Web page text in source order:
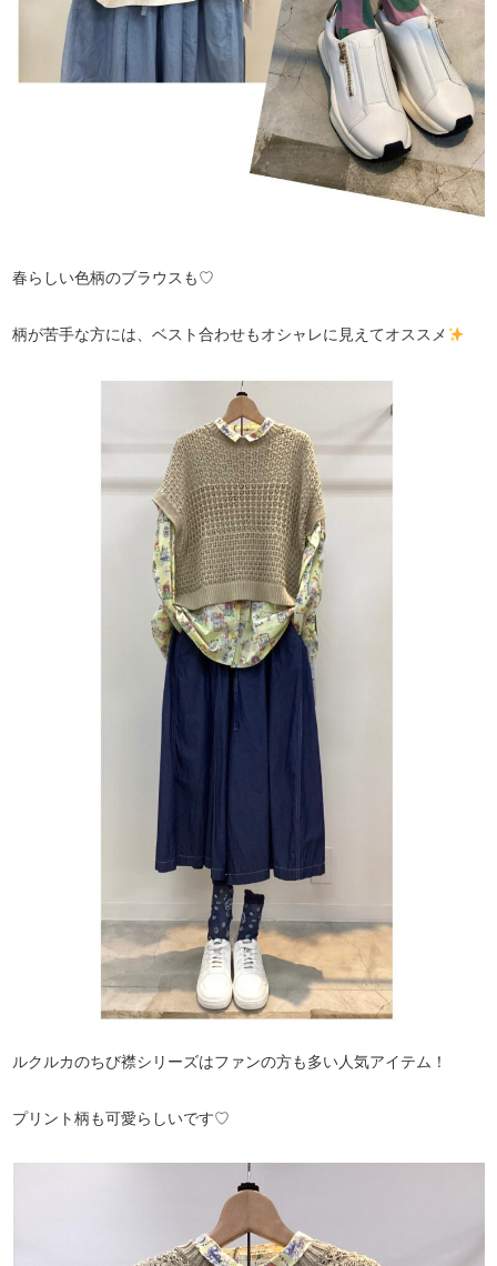
春らしい色柄のブラウスも♡
柄が苦手な方には、ベスト合わせもオシャレに見えてオススメ
ルクルカのちび襟シリーズはファンの方も多い人気アイテム！
プリント柄も可愛らしいです♡